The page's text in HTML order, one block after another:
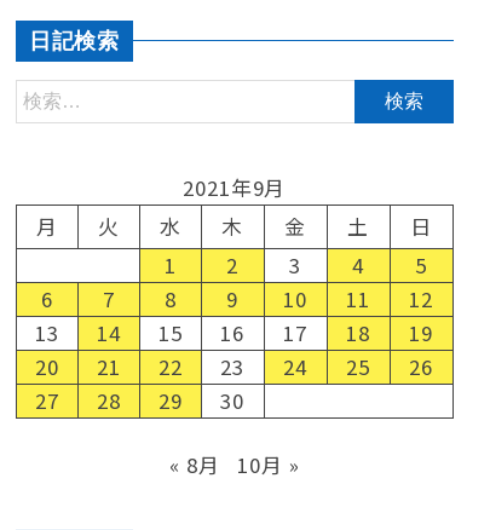
日記検索
2021年9月
月
火 水 木 金 土
日
1
2 3 4
5
6
7 8 9 10 11
12
13
14 15 16 17 18
19
20
21 22 23 24 25
26
27
28 29 30
« 8月 10月 »